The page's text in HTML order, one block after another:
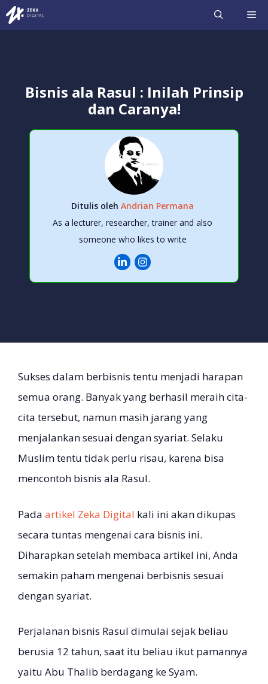
Langsung
ke
Bisnis ala Rasul : Inilah Prinsip
dan Caranya!
Ditulis oleh Andrian Permana
As a lecturer, researcher, trainer and also
someone who likes to write
Sukses dalam berbisnis tentu menjadi harapan
semua orang. Banyak yang berhasil meraih cita-
cita tersebut, namun masih jarang yang
menjalankan sesuai dengan syariat. Selaku
Muslim tentu tidak perlu risau, karena bisa
mencontoh bisnis ala Rasul.
Pada artikel Zeka Digital kali ini akan dikupas
secara tuntas mengenai cara bisnis ini.
Diharapkan setelah membaca artikel ini, Anda
semakin paham mengenai berbisnis sesuai
dengan syariat.
Perjalanan bisnis Rasul dimulai sejak beliau
berusia 12 tahun, saat itu beliau ikut pamannya
yaitu Abu Thalib berdagang ke Syam.